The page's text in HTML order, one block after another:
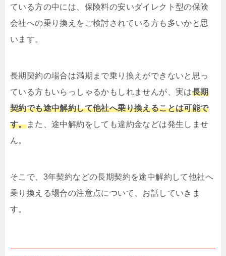
ている方の中には、保険料の安いダイレクト型の保険
会社への乗り換えをご検討されている方も多いかと思
います。
長期契約の場合は満期まで乗り換えができないと思っ
ている方もいらっしゃるかもしれませんが、実は長期
契約でも途中解約して他社へ乗り換えることは可能で
す。また、途中解約をしても違約金などは発生しませ
ん。
そこで、3年契約などの長期契約を途中解約して他社へ
乗り換える場合の注意点について、お話していきま
す。